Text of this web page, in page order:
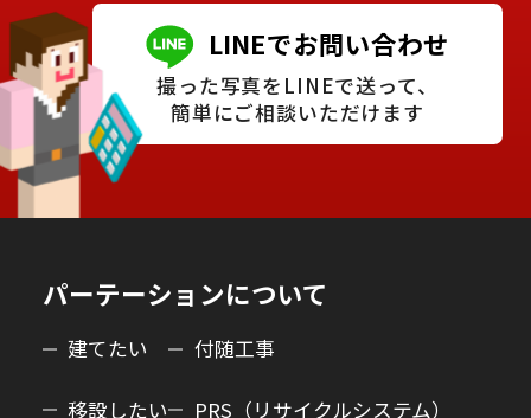
LINEでお問い合わせ
撮った写真をLINEで送って、
簡単にご相談いただけます
パーテーションについて
建てたい
移設したい
付随工事
PRS（リサイクルシステム）